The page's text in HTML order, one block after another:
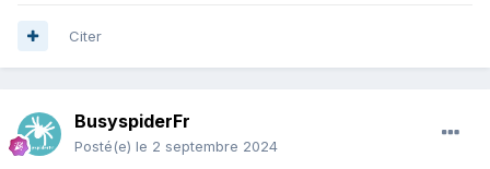
Citer
BusyspiderFr
Posté(e) le 2 septembre 2024